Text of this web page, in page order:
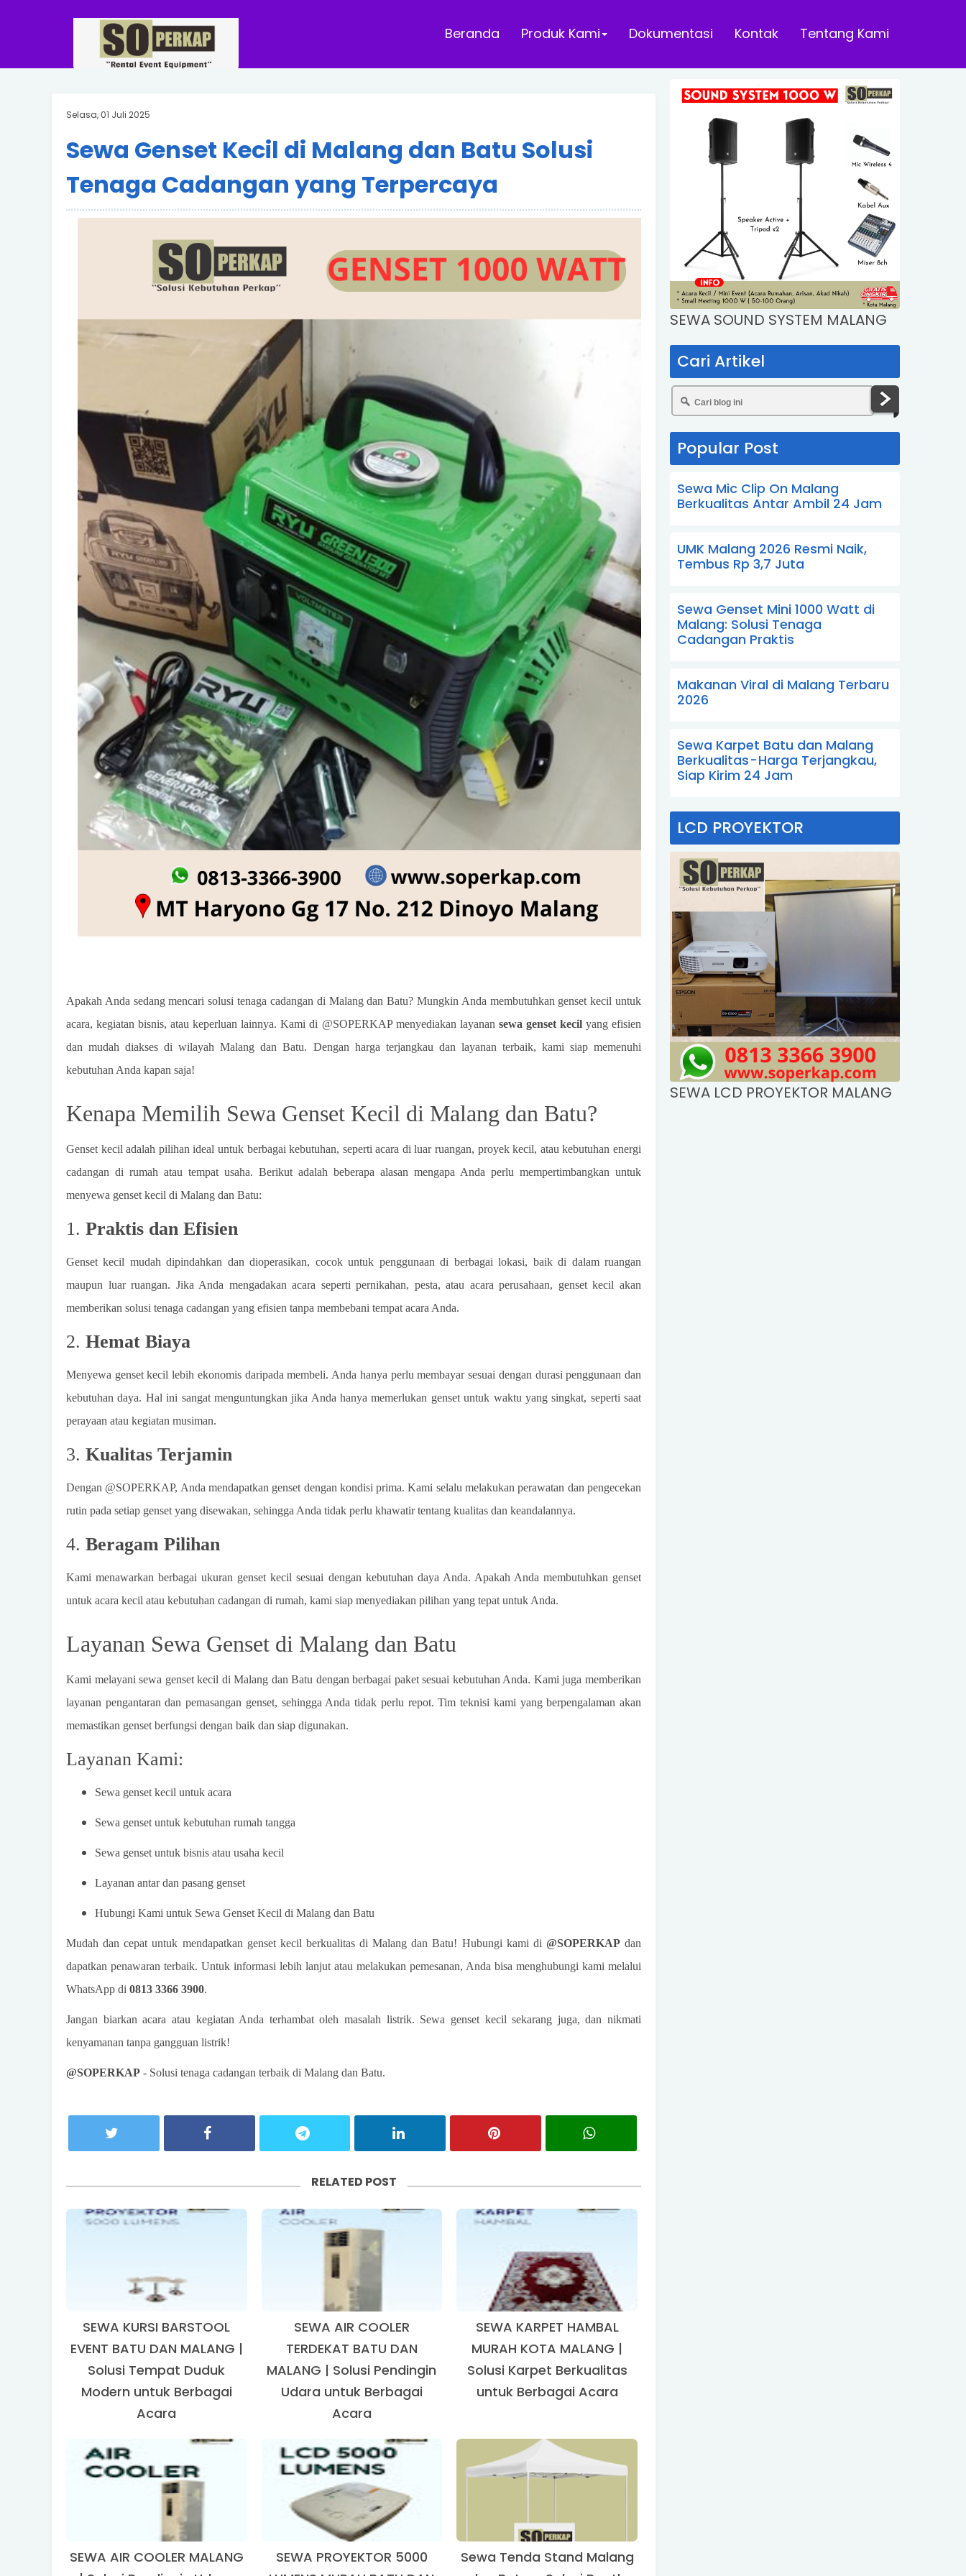
Beranda Produk Kami Dokumentasi Kontak Tentang Kami
Selasa, 01 Juli 2025
Sewa Genset Kecil di Malang dan Batu Solusi
Tenaga Cadangan yang Terpercaya
Apakah Anda sedang mencari solusi tenaga cadangan di Malang dan Batu? Mungkin Anda membutuhkan genset kecil untuk
acara, kegiatan bisnis, atau keperluan lainnya. Kami di @SOPERKAP menyediakan layanan sewa genset kecilyang efisien
dan mudah diakses di wilayah Malang dan Batu. Dengan harga terjangkau dan layanan terbaik, kami siap memenuhi
kebutuhan Anda kapan saja!
Kenapa Memilih Sewa Genset Kecil di Malang dan Batu?
Genset kecil adalah pilihan ideal untuk berbagai kebutuhan, seperti acara di luar ruangan, proyek kecil, atau kebutuhan energi
cadangan di rumah atau tempat usaha. Berikut adalah beberapa alasan mengapa Anda perlu mempertimbangkan untuk
menyewa genset kecil di Malang dan Batu:
1. Praktis dan Efisien
Genset kecil mudah dipindahkan dan dioperasikan, cocok untuk penggunaan di berbagai lokasi, baik di dalam ruangan
maupun luar ruangan. Jika Anda mengadakan acara seperti pernikahan, pesta, atau acara perusahaan, genset kecil akan
memberikan solusi tenaga cadangan yang efisien tanpa membebani tempat acara Anda.
2. Hemat Biaya
Menyewa genset kecil lebih ekonomis daripada membeli. Anda hanya perlu membayar sesuai dengan durasi penggunaan dan
kebutuhan daya. Hal ini sangat menguntungkan jika Anda hanya memerlukan genset untuk waktu yang singkat, seperti saat
perayaan atau kegiatan musiman.
3. Kualitas Terjamin
Dengan @SOPERKAP, Anda mendapatkan genset dengan kondisi prima. Kami selalu melakukan perawatan dan pengecekan
rutin pada setiap genset yang disewakan, sehingga Anda tidak perlu khawatir tentang kualitas dan keandalannya.
4. Beragam Pilihan
Kami menawarkan berbagai ukuran genset kecil sesuai dengan kebutuhan daya Anda. Apakah Anda membutuhkan genset
untuk acara kecil atau kebutuhan cadangan di rumah, kami siap menyediakan pilihan yang tepat untuk Anda.
Layanan Sewa Genset di Malang dan Batu
Kami melayani sewa genset kecil di Malang dan Batu dengan berbagai paket sesuai kebutuhan Anda. Kami juga memberikan
layanan pengantaran dan pemasangan genset, sehingga Anda tidak perlu repot. Tim teknisi kami yang berpengalaman akan
memastikan genset berfungsi dengan baik dan siap digunakan.
Layanan Kami:
Sewa genset kecil untuk acara
Sewa genset untuk kebutuhan rumah tangga
Sewa genset untuk bisnis atau usaha kecil
Layanan antar dan pasang genset
Hubungi Kami untuk Sewa Genset Kecil di Malang dan Batu
Mudah dan cepat untuk mendapatkan genset kecil berkualitas di Malang dan Batu! Hubungi kami di @SOPERKAPdan
dapatkan penawaran terbaik. Untuk informasi lebih lanjut atau melakukan pemesanan, Anda bisa menghubungi kami melalui
WhatsApp di 0813 3366 3900.
Jangan biarkan acara atau kegiatan Anda terhambat oleh masalah listrik. Sewa genset kecil sekarang juga, dan nikmati
kenyamanan tanpa gangguan listrik!
@SOPERKAP - Solusi tenaga cadangan terbaik di Malang dan Batu.
RELATED POST
SEWA KURSI BARSTOOL
EVENT BATU DAN MALANG |
Solusi Tempat Duduk
Modern untuk Berbagai
Acara
SEWA AIR COOLER
TERDEKAT BATU DAN
MALANG | Solusi Pendingin
Udara untuk Berbagai
Acara
SEWA KARPET HAMBAL
MURAH KOTA MALANG |
Solusi Karpet Berkualitas
untuk Berbagai Acara
SEWA AIR COOLER MALANG
SEWA PROYEKTOR 5000
Sewa Tenda Stand Malang
SEWA SOUND SYSTEM MALANG
Cari Artikel
Popular Post
Sewa Mic Clip On Malang
Berkualitas Antar Ambil 24 Jam
UMK Malang 2026 Resmi Naik,
Tembus Rp 3,7 Juta
Sewa Genset Mini 1000 Watt di
Malang: Solusi Tenaga
Cadangan Praktis
Makanan Viral di Malang Terbaru
2026
Sewa Karpet Batu dan Malang
Berkualitas - Harga Terjangkau,
Siap Kirim 24 Jam
LCD PROYEKTOR
SEWA LCD PROYEKTOR MALANG